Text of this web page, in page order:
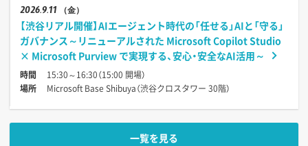
20269.11 （金）
【渋谷リアル開催】AIエージェント時代の「任せる」AIと「守る」
ガバナンス～リニューアルされた Microsoft Copilot Studio
× Microsoft Purview で実現する、安心・安全なAI活用～
時間
15:30～16:30（15:00 開場）
場所
Microsoft Base Shibuya（渋谷クロスタワー 30階）
一覧を見る